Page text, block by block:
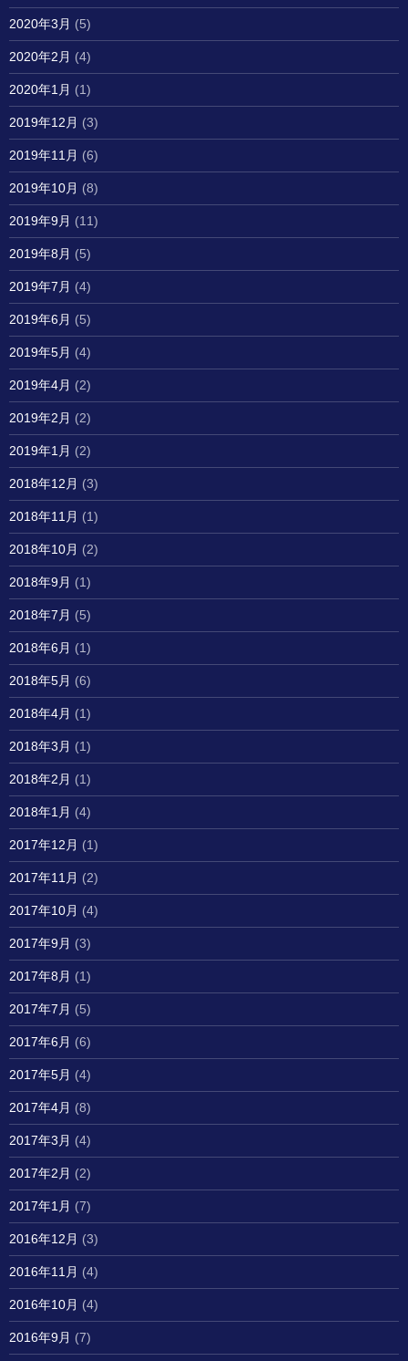
2020年3月 (5)
2020年2月 (4)
2020年1月 (1)
2019年12月 (3)
2019年11月 (6)
2019年10月 (8)
2019年9月 (11)
2019年8月 (5)
2019年7月 (4)
2019年6月 (5)
2019年5月 (4)
2019年4月 (2)
2019年2月 (2)
2019年1月 (2)
2018年12月 (3)
2018年11月 (1)
2018年10月 (2)
2018年9月 (1)
2018年7月 (5)
2018年6月 (1)
2018年5月 (6)
2018年4月 (1)
2018年3月 (1)
2018年2月 (1)
2018年1月 (4)
2017年12月 (1)
2017年11月 (2)
2017年10月 (4)
2017年9月 (3)
2017年8月 (1)
2017年7月 (5)
2017年6月 (6)
2017年5月 (4)
2017年4月 (8)
2017年3月 (4)
2017年2月 (2)
2017年1月 (7)
2016年12月 (3)
2016年11月 (4)
2016年10月 (4)
2016年9月 (7)